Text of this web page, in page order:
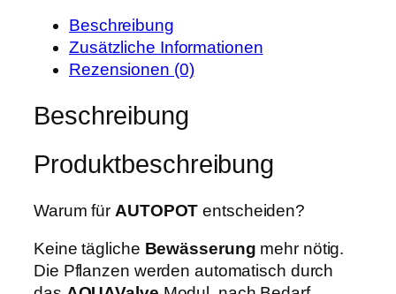
r
P
r
i
w
a
:
4
4
0
s
i
s
:
3
5
1
9
9
€
2
w
6
P
Beschreibung
Zusätzliche Informationen
Rezensionen (0)
Beschreibung
Produktbeschreibung
Warum für AUTOPOTentscheiden?
Keine tägliche Bewässerung mehr nötig.
Die Pflanzen werden automatisch durch